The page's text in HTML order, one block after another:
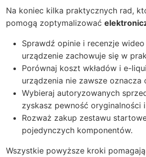
Na koniec kilka praktycznych rad,
pomogą zoptymalizować
Sprawdź opinie i recenzje
urządzenie zachowuje się w
Porównaj koszt wkładów i e-
urządzenia nie zawsze oznacza
Wybieraj autoryzowanych
zyskasz pewność oryginalności
Rozważ zakup zestawu
pojedynczych komponentów.
Wszystkie powyższe kroki